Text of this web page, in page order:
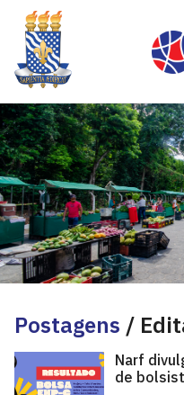
Postagens /
Narf
de